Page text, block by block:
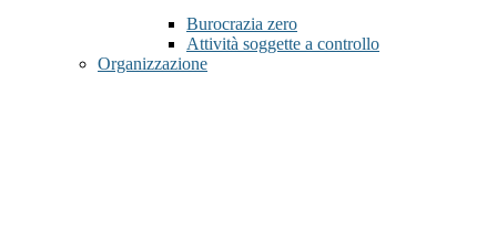
Burocrazia zero
Attività soggette a controllo
Organizzazione